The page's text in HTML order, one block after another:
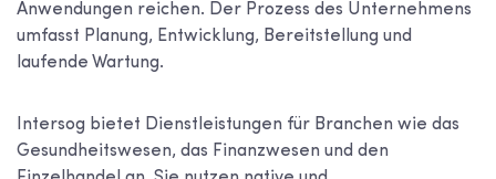
Anwendungen reichen. Der Prozess des Unternehmens
umfasst Planung, Entwicklung, Bereitstellung und
laufende Wartung.
Intersog bietet Dienstleistungen für Branchen wie das
Gesundheitswesen, das Finanzwesen und den